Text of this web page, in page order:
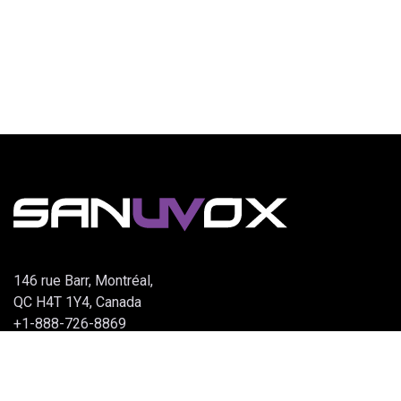
146 rue Barr, Montréal,
QC H4T 1Y4, Canada
+1-888-726-8869